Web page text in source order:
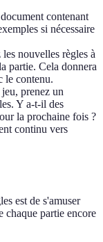
contenant
si nécessaire
nouvelles règles à
partie. Cela donnera
le contenu.
prenez un
Y a-t-il des
la prochaine fois ?
continu vers
est de s'amuser
chaque partie encore